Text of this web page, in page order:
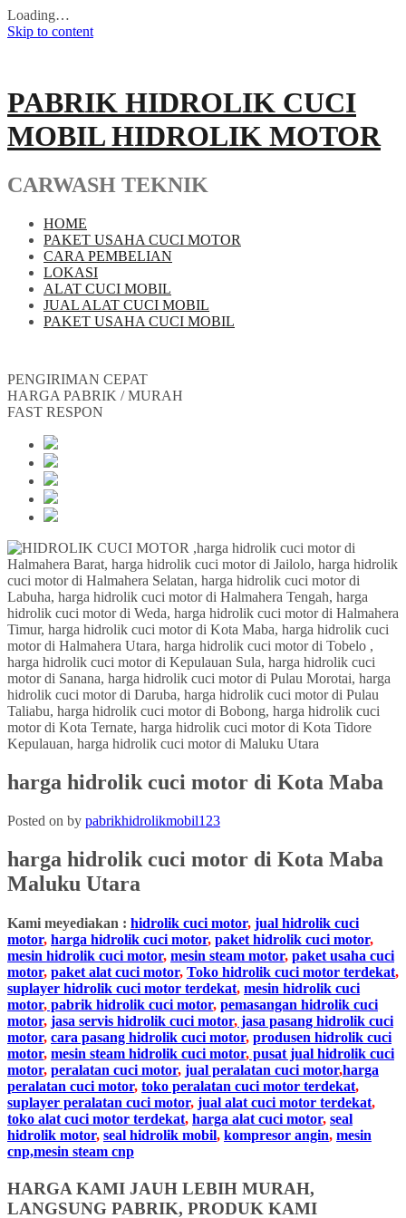
Loading…
Skip to content
PABRIK HIDROLIK CUCI
MOBIL HIDROLIK MOTOR
CARWASH TEKNIK
HOME
PAKET USAHA CUCI MOTOR
CARA PEMBELIAN
LOKASI
ALAT CUCI MOBIL
JUAL ALAT CUCI MOBIL
PAKET USAHA CUCI MOBIL
PENGIRIMAN CEPAT
HARGA PABRIK / MURAH
FAST RESPON
harga hidrolik cuci motor di Kota Maba
Posted on by pabrikhidrolikmobil123
harga hidrolik cuci motor di Kota Maba
Maluku Utara
Kami meyediakan : hidrolik cuci motor, jual hidrolik cuci
motor, harga hidrolik cuci motor, paket hidrolik cuci motor,
mesin hidrolik cuci motor, mesin steam motor, paket usaha cuci
motor, paket alat cuci motor, Toko hidrolik cuci motor terdekat,
suplayer hidrolik cuci motor terdekat, mesin hidrolik cuci
motor, pabrik hidrolik cuci motor, pemasangan hidrolik cuci
motor, jasa servis hidrolik cuci motor, jasa pasang hidrolik cuci
motor, cara pasang hidrolik cuci motor, produsen hidrolik cuci
motor, mesin steam hidrolik cuci motor, pusat jual hidrolik cuci
motor, peralatan cuci motor, jual peralatan cuci motor,harga
peralatan cuci motor, toko peralatan cuci motor terdekat,
suplayer peralatan cuci motor, jual alat cuci motor terdekat,
toko alat cuci motor terdekat, harga alat cuci motor, seal
hidrolik motor, seal hidrolik mobil, kompresor angin, mesin
cnp,mesin steam cnp
HARGA KAMI JAUH LEBIH MURAH,
LANGSUNG PABRIK, PRODUK KAMI